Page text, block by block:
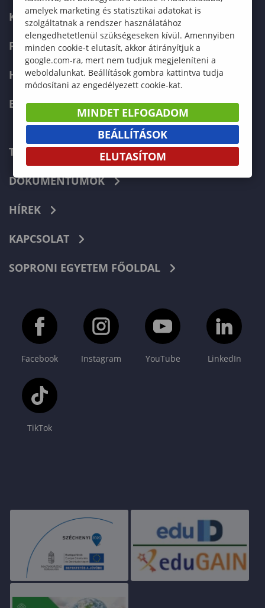
KÉPZÉSEK
FELVÉTELIZŐKNEK
HALLGATÓKNAK
ERASMUS+
TELEFONKÖNYV
DOKUMENTUMOK
HÍREK
KAPCSOLAT
SOPRONI EGYETEM FŐOLDAL
Facebook Instagram YouTube LinkedIn
TikTok
amelyek marketing és statisztikai adatokat is
szolgáltatnak a rendszer használatához
elengedhetetlenül szükségeseken kívül. Amennyiben
minden cookie-t elutasít, akkor átirányítjuk a
google.com-ra, mert nem tudjuk megjeleníteni a
weboldalunkat. Beállítások gombra kattintva tudja
módosítani az engedélyezett cookie-kat.
MINDET ELFOGADOM
BEÁLLÍTÁSOK
ELUTASÍTOM